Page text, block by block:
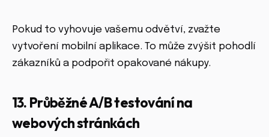
Pokud to vyhovuje vašemu odvětví, zvažte
vytvoření mobilní aplikace. To může zvýšit pohodlí
zákazníků a podpořit opakované nákupy.
13. Průběžné A/B testování na
webových stránkách